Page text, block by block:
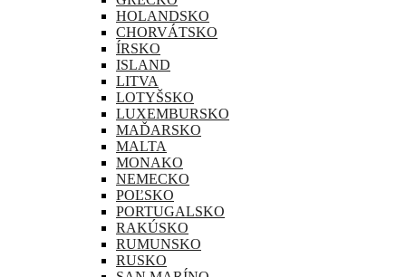
HOLANDSKO
CHORVÁTSKO
ÍRSKO
ISLAND
LITVA
LOTYŠSKO
LUXEMBURSKO
MAĎARSKO
MALTA
MONAKO
NEMECKO
POĽSKO
PORTUGALSKO
RAKÚSKO
RUMUNSKO
RUSKO